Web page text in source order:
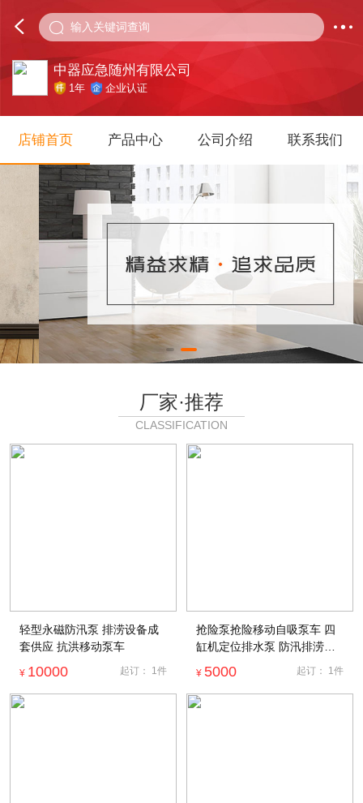
输入关键词查询
中器应急随州有限公司
1年 企业认证
店铺首页 产品中心 公司介绍 联系我们
厂家·推荐
CLASSIFICATION
轻型永磁防汛泵 排涝设备成
套供应 抗洪移动泵车
¥ 10000 起订： 1件
抢险泵抢险移动自吸泵车 四
缸机定位排水泵 防汛排涝混
流泵抢险泵价格永磁泵车抢险
泵配件
¥ 5000 起订： 1件